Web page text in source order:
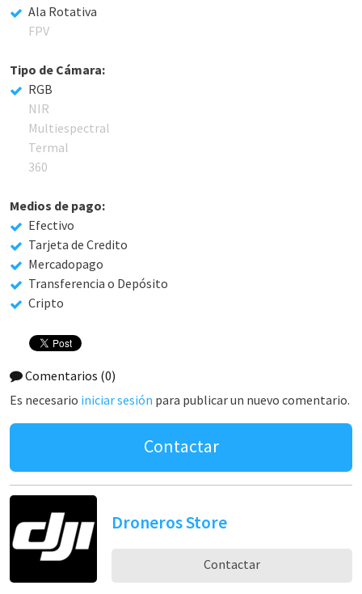
Ala Rotativa
FPV
Tipo de Cámara:
RGB
NIR
Multiespectral
Termal
360
Medios de pago:
Efectivo
Tarjeta de Credito
Mercadopago
Transferencia o Depósito
Cripto
Comentarios (0)
Es necesario iniciar sesión para publicar un nuevo comentario.
Contactar
Droneros Store
Contactar